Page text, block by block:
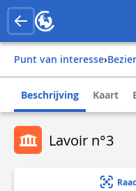
Punt van interesse›
Beschrijving Kaart
Lavoir n°3